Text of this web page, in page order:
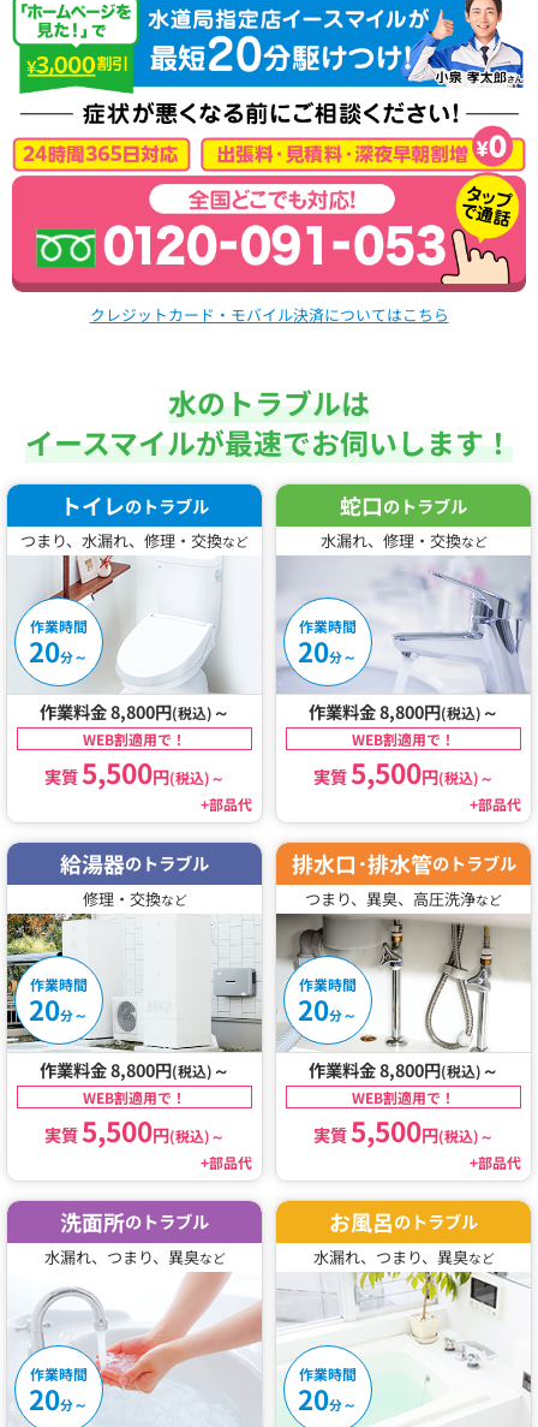
クレジットカード・モバイル決済についてはこちら
水のトラブルは
イースマイルが最速でお伺いします！
トイレのトラブル
つまり、水漏れ、修理・交換など
作業時間
20分～
作業料金 8,800円(税込) ～
WEB割適用で！
実質5,500円(税込)～
+部品代
蛇口のトラブル
水漏れ、修理・交換など
作業時間
20分～
作業料金 8,800円(税込) ～
WEB割適用で！
実質5,500円(税込)～
+部品代
給湯器のトラブル
修理・交換など
作業時間
20分～
作業料金 8,800円(税込) ～
WEB割適用で！
実質5,500円(税込)～
+部品代
排水口･排水管のトラブル
つまり、異臭、高圧洗浄など
作業時間
20分～
作業料金 8,800円(税込) ～
WEB割適用で！
実質5,500円(税込)～
+部品代
洗面所のトラブル
水漏れ、つまり、異臭など
作業時間
20分～
お風呂のトラブル
水漏れ、つまり、異臭など
作業時間
20分～